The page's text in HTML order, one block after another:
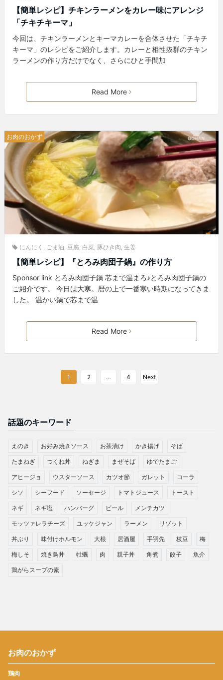
【簡単レシピ】チキンラーメンをカレー味にアレンジ
「チキチキーマ」
今回は、チキンラーメンとキーマカレーを合体させた「チキチ
キーマ」のレシピをご紹介します。カレーと相性抜群のチキン
ラーメンの作り方だけでなく、さらにひと手間加
Read More
お肉のおかず
にんにく , ごま油, 豆腐, 白菜, 豚ひき肉, 生姜
【簡単レシピ】『とろみ肉団子鍋』の作り方
Sponsor link とろみ肉団子鍋 芯まで温まろ♪とろみ肉団子鍋の
ご紹介です。 今日は大寒。暦の上で一番寒い時期になってきま
した。 温かい鍋で芯まで温
Read More
1 2 … 4 Next
話題のキーワード
えのき お好み焼きソース お茶漬け かき揚げ そば
たまねぎ つくね丼 ねぎま まぜそば ゆでたまご
アヒージョ ウスターソース カツオ節 ガレット コーラ
シソ シーフード ソーセージ トマトジュース トースト
ネギ ネギ塩 ハンバーグ ビール メンチカツ
モッツァレラチーズ ユッケジャン ラーメン リゾット
丼ぶり 味付けホルモン 大根 居酒屋 手羽先 枝豆 梅
梅しそ 焼き鳥丼 牡蠣 肉 親子丼 角煮 餃子 魚介
鶏がらスープの素
お肉のおかず
鶏肉